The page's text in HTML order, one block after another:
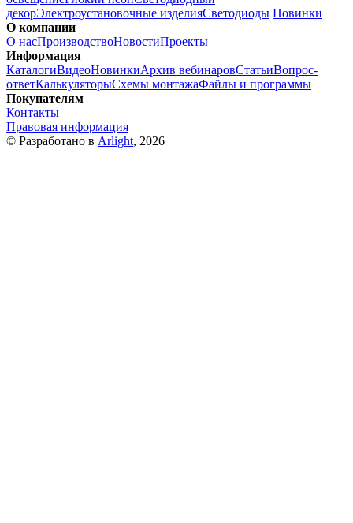
декорЭлектроустановочные изделияСветодиоды Новинки
О компании
О насПроизводствоНовостиПроекты
Информация
КаталогиВидеоНовинкиАрхив вебинаровСтатьиВопрос-
ответКалькуляторыСхемы монтажаФайлы и программы
Покупателям
Контакты
Правовая информация
© Разработано в Arlight, 2026